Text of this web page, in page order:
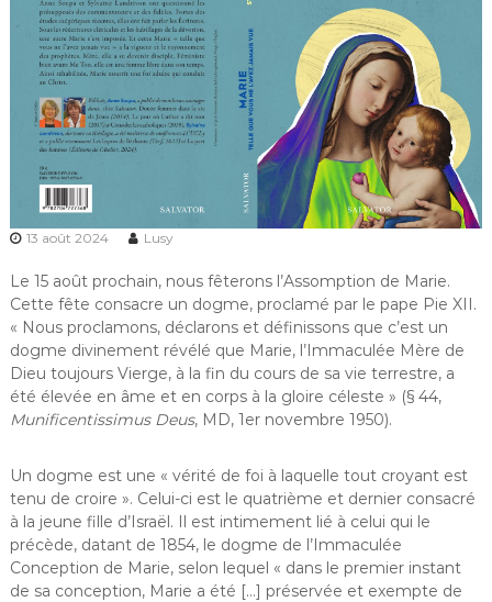
13 août 2024 Lusy
Le 15 août prochain, nous fêterons l’Assomption de Marie.
Cette fête consacre un dogme, proclamé par le pape Pie XII.
« Nous proclamons, déclarons et définissons que c’est un
dogme divinement révélé que Marie, l’Immaculée Mère de
Dieu toujours Vierge, à la fin du cours de sa vie terrestre, a
été élevée en âme et en corps à la gloire céleste » (§ 44,
Munificentissimus Deus, MD, 1er novembre 1950).
Un dogme est une « vérité de foi à laquelle tout croyant est
tenu de croire ». Celui-ci est le quatrième et dernier consacré
à la jeune fille d’Israël. Il est intimement lié à celui qui le
précède, datant de 1854, le dogme de l’Immaculée
Conception de Marie, selon lequel « dans le premier instant
de sa conception, Marie a été […] préservée et exempte de